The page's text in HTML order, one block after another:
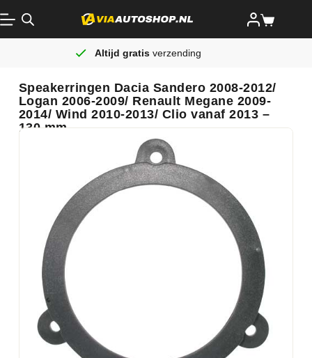
Altijd gratisverzending
Speakerringen Dacia Sandero 2008-2012/
Logan 2006-2009/ Renault Megane 2009-
2014/ Wind 2010-2013/ Clio vanaf 2013 –
130 mm